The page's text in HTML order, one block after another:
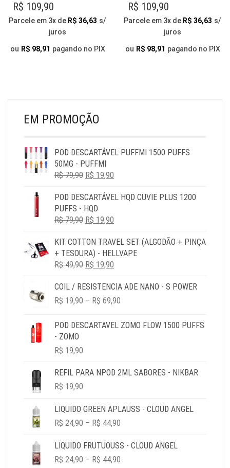
VARIANTES.
AS
PODEM
R$ 109,90
Parcele em 3x de R$ 36,63 s/
juros
ou R$ 98,91 pagando no PIX
AS
R$ 109,90
Parcele em 3x de R$ 36,63 s/
juros
ou R$ 98,91 pagando no PIX
EM PROMOÇÃO
POD DESCARTÁVEL PUFFMI 1500 PUFFS
50MG - PUFFMI
R$79,90 O
ORIGINAL
ERA:
R$ 79,90.
R$ 19,90
ATUAL
POD DESCARTÁVEL HQD CUVIE PLUS 1200
PUFFS - HQD
R$79,90 O
ORIGINAL
ERA:
R$ 79,90.
R$ 19,90
ATUAL
É:
KIT COTTON TRAVEL SET (ALGODÃO + PINÇA
+ TESOURA) - HELLVAPE
R$49,90 O
ORIGINAL
ERA:
R$ 19,90
ATUAL
É:
COIL / RESISTENCIA ADE NANO - S POWER
R$ 19,90 – R$ 69,90
R$ 19,90
POD DESCARTAVEL ZOMO FLOW 1500 PUFFS
- ZOMO
R$ 19,90
REFIL PARA NPOD 2ML SABORES - NIKBAR
R$ 19,90
LIQUIDO GREEN APLAUSS - CLOUD ANGEL
R$ 24,90 – R$ 44,90
R$ 24,90
LIQUIDO FRUTUOUSS - CLOUD ANGEL
R$ 24,90 – R$ 44,90